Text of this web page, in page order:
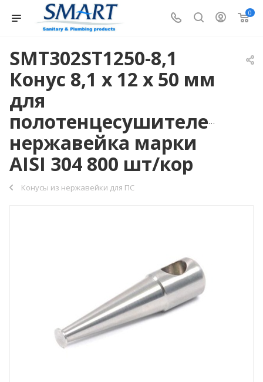
0
SMT302ST1250-8,1
Конус 8,1 х 12 х 50 мм
для
полотенцесушителей,
нержавейка марки
AISI 304 800 шт/кор
Конусы из нержавейки для ПС